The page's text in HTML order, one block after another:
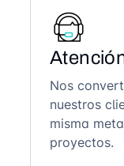
Nos
nuestros
misma
proyectos.